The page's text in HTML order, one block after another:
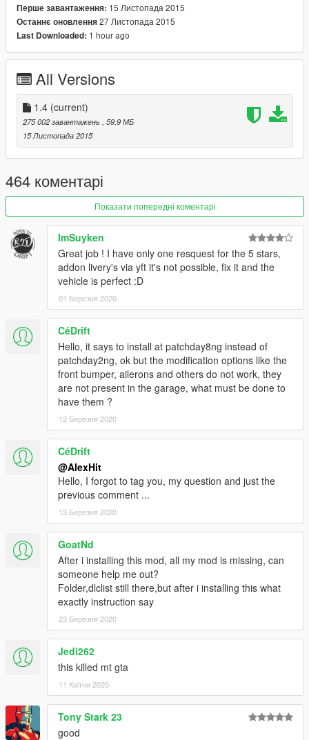
Add suspension(LC)(Only add-on)
v1.3:
Fixed lights(all)
Add suspension(LC)(all)
Fixed wheel
New texture tire
Fixed exhaust
Add badges TRD and replace Spoiler2
Replace: Massacro
Installation:
With OpenIV replace the files:
massacro.yft, massacro_hi.yft, massacro.ytd:
update/x64/dllpacks/patchday8ng/dlc.rpf/x64/levels/gta5/vehicl
es.rpf
massacro_mods.rpf:
update/x64/dllpacks/patchday1ng/dlc.rpf/x64/levels/patchday1n
g/vehiclesmods/
carcols.meta:
update/update.rpf/dlc_patch/mpbusiness2/common/data
Vehicles.meta:
update/update.rpf/dlc_patch/mpbusiness2/common/data/levels/
gta5
Handling.meta:
x64w.rpf\dlcpacks\mpbusiness2\dlc.rpf\common\data
Installion add-on:
1. Copy and paste "alexmods" in folder update/x64/dlcpacks.
2. Open update/update.rpf in OpenIV. Common/data import
'dlclist.xml', 'extratitleupdatedata.meta',
'gameconfig.xml'. Update.rpf/dlc_patch add folder 'alexmods'
and import 'content.xml'
Spawn: supra2
Gratitude: Messian, Desmond98, 2xxx, 9IXA.
This is my first convert.
Перше завантаження: 15 Листопада 2015
Останнє оновлення27 Листопада 2015
Last Downloaded: 1 hour ago
All Versions
1.4 (current)
275 002 завантажень
, 59,9 МБ
15 Листопада 2015
464 коментарі
Показати попередні коментарі
ImSuyken
Great job ! I have only one resquest for the 5 stars,
addon livery's via yft it's not possible, fix it and the
vehicle is perfect :D
01 Березня 2020
CéDrift
Hello, it says to install at patchday8ng instead of
patchday2ng, ok but the modification options like the
front bumper, ailerons and others do not work, they
are not present in the garage, what must be done to
have them ?
12 Березня 2020
CéDrift
@AlexHit
Hello, I forgot to tag you, my question and just the
previous comment ...
13 Березня 2020
GoatNd
After i installing this mod, all my mod is missing, can
someone help me out?
Folder,dlclist still there,but after i installing this what
exactly instruction say
23 Березня 2020
Jedi262
this killed mt gta
11 Квітня 2020
Tony Stark 23
good